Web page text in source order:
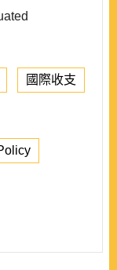
國際收支